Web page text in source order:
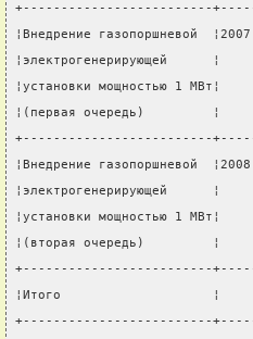
+-------------------------
¦Внедрение газопоршневой
¦электрогенерирующей
¦установки мощностью 1
¦(первая очередь)
+-------------------------
¦Внедрение газопоршневой
¦электрогенерирующей
¦установки мощностью 1
¦(вторая очередь)
+-------------------------
¦Итого                    ¦
+-------------------------